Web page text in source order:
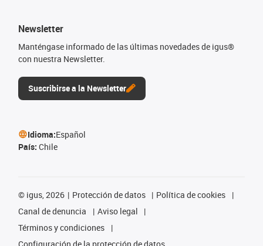
Newsletter
Manténgase informado de las últimas novedades de igus®
con nuestra Newsletter.
Suscribirse a la Newsletter
Idioma:Español
País: Chile
© igus, 2026 Protección de datos
Política de cookies
Canal de denuncia
Aviso legal
Términos y condiciones
Configuración de la protección de datos